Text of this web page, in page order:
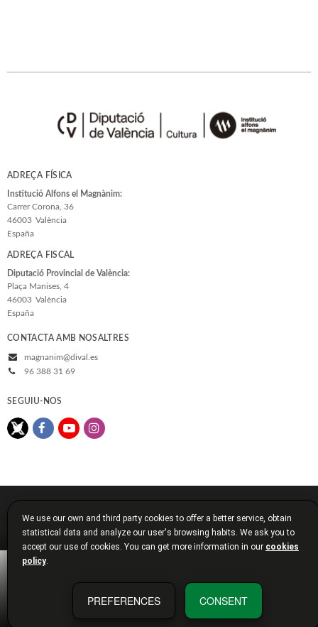
ADREÇA FÍSICA
Institució Alfons el Magnànim:
Carrer Corona, 36
46003 València
España
ADREÇA FISCAL
Diputació Provincial de València:
Plaça Manises, 4
46003 València
España
CONTACTA AMB NOSALTRES
magnanim@dival.es
96 388 31 69
SEGUIU-NOS
Política de cookies
Política de privacitat
Diputació de València
We use our own and third party cookies to offer a better service, obtain
statistical data and analyze our user's browsing habits. We ask you to
accept our use of cookies. You can get more information in our cookies
policy.
PREFERENCES CONSENT